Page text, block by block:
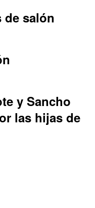
de salón
y Sancho
las hijas de